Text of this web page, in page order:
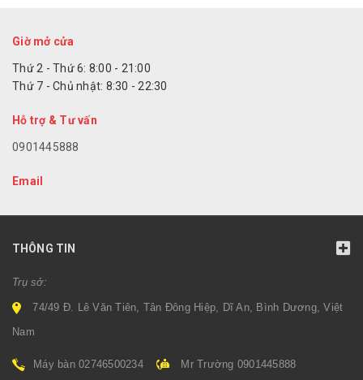
Giờ mở cửa
Thứ 2 - Thứ 6: 8:00 - 21:00
Thứ 7 - Chủ nhật: 8:30 - 22:30
Hỗ trợ & Tư vấn
0901445888
Email
THÔNG TIN
Trụ sở:
74/49 Đ. Lê Văn Tiên, Tân Đông Hiệp, Dĩ An, Bình Dương, Việt
Nam
Máy bàn 02746500234 Mr Trường 0901445888